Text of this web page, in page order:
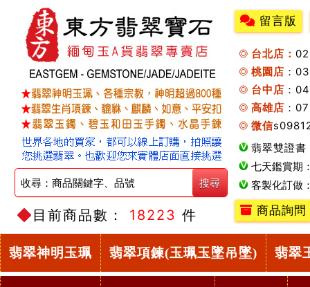
目前商品數： 18223 件
留言版
台北店：
桃園店 ：
台中店 ：
高雄店 ：
微信
翡翠雙證書
七天鑑賞期
客製化訂做
商品詢問
翡翠神明玉珮 翡翠項鍊(玉珮玉墜吊墜) 翡翠